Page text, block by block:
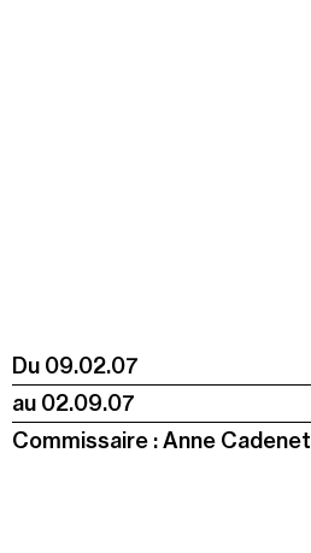
Du 09.02.07
au 02.09.07
Commissaire : Anne Cadenet